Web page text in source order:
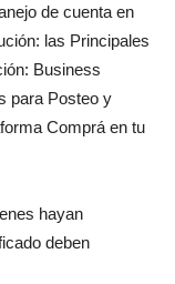
de cuenta en
las Principales
Business
para Posteo y
Comprá en tu
hayan
deben